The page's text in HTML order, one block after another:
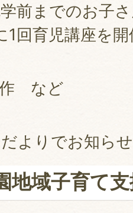
前までのお子
1回育児講座を
作 など
よりでお知ら
地域子育て